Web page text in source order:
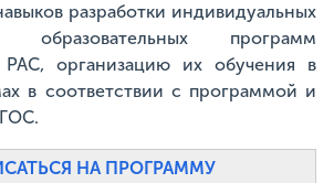
разработки индивидуальных
образовательных программ
организацию их обучения в
в соответствии с программой и
НА ПРОГРАММУ